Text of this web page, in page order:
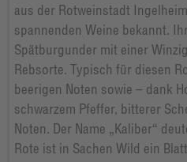
aus der Rotweinstadt
spannenden Weine bekannt.
Spätburgunder mit einer
Rebsorte. Typisch für diesen
beerigen Noten sowie – dank
schwarzem Pfeffer, bitterer
Noten. Der Name „Kaliber“
Rote ist in Sachen Wild ein